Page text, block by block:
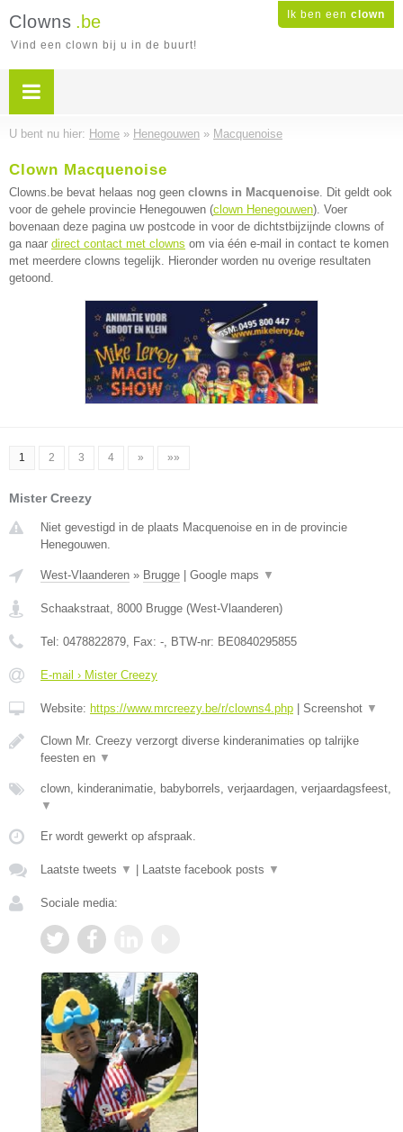
Ik ben een clown
Clowns .be
Vind een clown bij u in de buurt!
U bent nu hier: Home » Henegouwen » Macquenoise
Clown Macquenoise
Clowns.be bevat helaas nog geen clowns in Macquenoise. Dit geldt ook
voor de gehele provincie Henegouwen (clown Henegouwen). Voer
bovenaan deze pagina uw postcode in voor de dichtstbijzijnde clowns of
ga naar direct contact met clowns om via één e-mail in contact te komen
met meerdere clowns tegelijk. Hieronder worden nu overige resultaten
getoond.
1 2 3 4 » »»
Mister Creezy
Niet gevestigd in de plaats Macquenoise en in de provincie
Henegouwen.
West-Vlaanderen » Brugge Google maps ▼
Schaakstraat, 8000 Brugge (West-Vlaanderen)
Tel: 0478822879, Fax: -, BTW-nr: BE0840295855
E-mail › Mister Creezy
Website: https://www.mrcreezy.be/r/clowns4.php Screenshot ▼
Clown Mr. Creezy verzorgt diverse kinderanimaties op talrijke
feesten en ▼
clown, kinderanimatie, babyborrels, verjaardagen, verjaardagsfeest,
▼
Er wordt gewerkt op afspraak.
Laatste tweets ▼ Laatste facebook posts ▼
Sociale media: